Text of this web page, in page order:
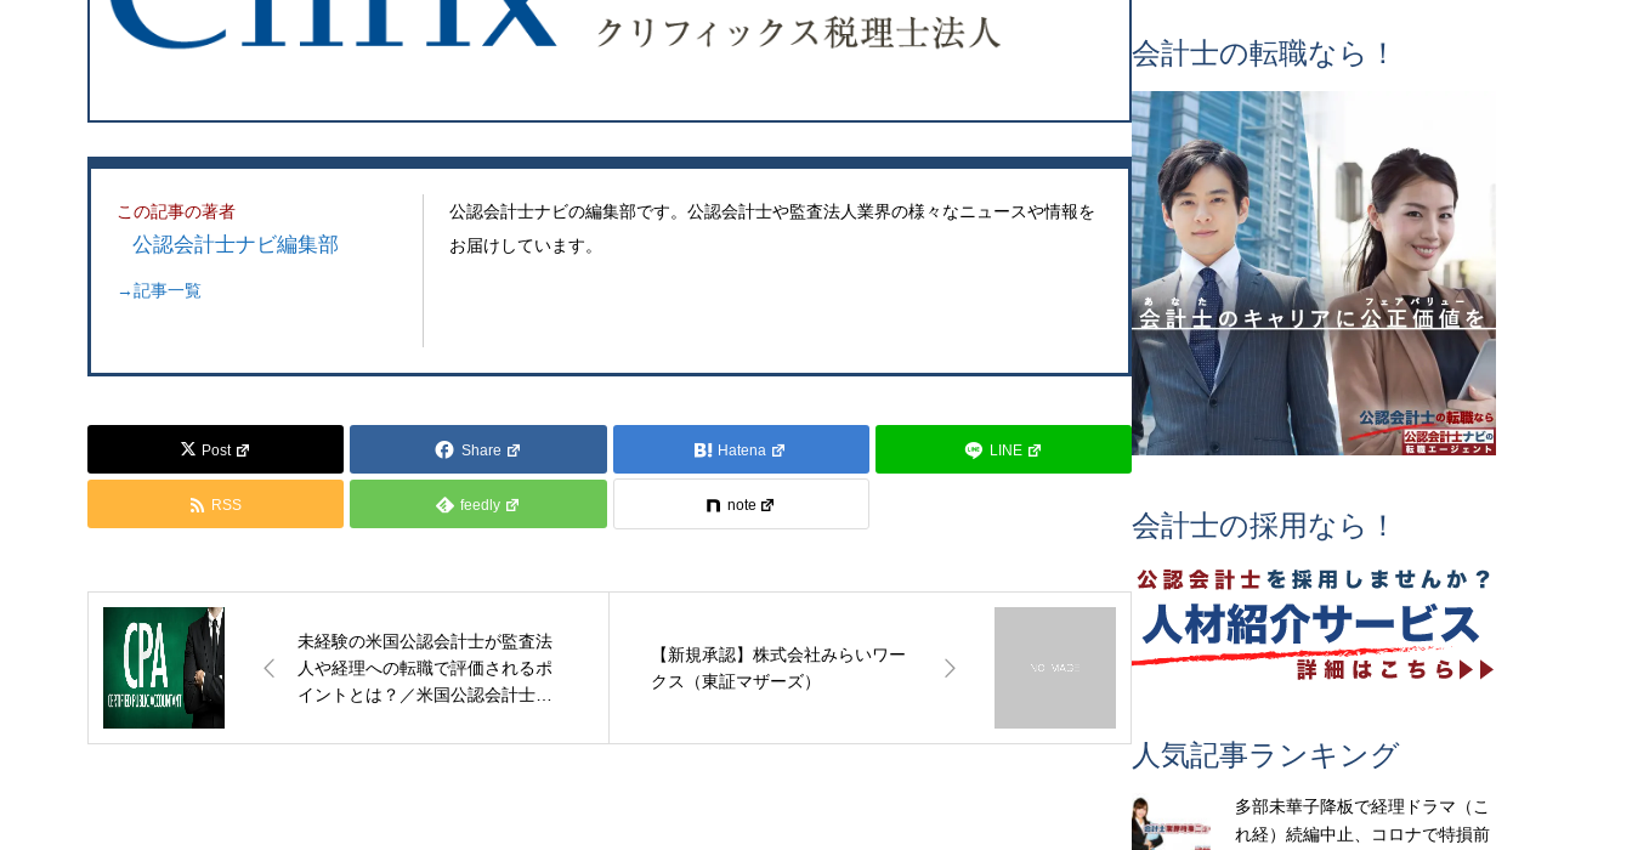
この記事の著者
公認会計士ナビ編集部
→記事一覧
公認会計士ナビの編集部です。公認会計士や監査法人業界の様々なニュースや情報を
お届けしています。
Post Share Hatena LINE
RSS feedly note
未経験の米国公認会計士が監査法
人や経理への転職で評価されるポ
イントとは？／米国公認会計士
値：第３回
【新規承認】株式会社みらいワー
クス（東証マザーズ）
会計士の転職なら！
会計士の採用なら！
人気記事ランキング
多部未華子降板で経理ドラマ（こ
れ経）続編中止、コロナで特損前